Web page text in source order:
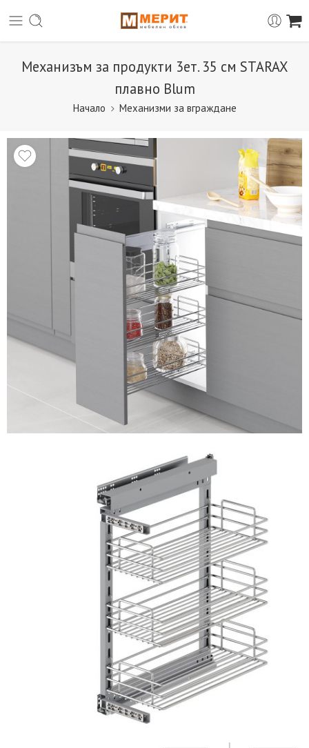
Механизъм за продукти 3ет. 35 см STARAX
плавно Blum
Начало Механизми за вграждане